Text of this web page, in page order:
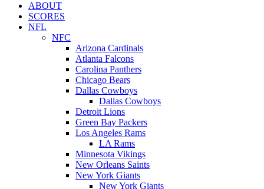
ABOUT
SCORES
NFL
NFC
Arizona Cardinals
Atlanta Falcons
Carolina Panthers
Chicago Bears
Dallas Cowboys
Dallas Cowboys
Detroit Lions
Green Bay Packers
Los Angeles Rams
LA Rams
Minnesota Vikings
New Orleans Saints
New York Giants
New York Giants